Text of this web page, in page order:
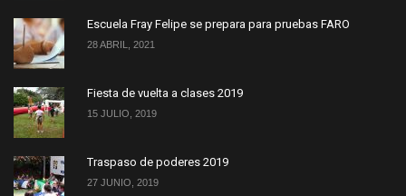
Escuela Fray Felipe se prepara para pruebas FARO
28 ABRIL, 2021
Fiesta de vuelta a clases 2019
15 JULIO, 2019
Traspaso de poderes 2019
27 JUNIO, 2019